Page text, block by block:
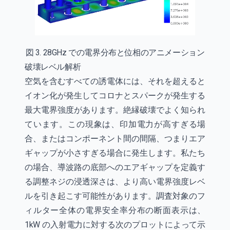
図 3. 28GHz での電界分布と位相のアニメーション
破壊レベル解析
空気を含むすべての誘電体には、それを超えると
イオン化が発生してコロナとスパークが発生する
最大電界強度があります。絶縁破壊でよく知られ
ています。この現象は、印加電力が高すぎる場
合、またはコンポーネント間の間隔、つまりエア
ギャップが小さすぎる場合に発生します。私たち
の場合、導波路の底部へのエアギャップを定義す
る調整ネジの浸透深さは、より高い電界強度レベ
ルを引き起こす可能性があります。調査対象のフ
ィルター全体の電界安全率分布の断面表示は、
1kW の入射電力に対する次のプロットによって示